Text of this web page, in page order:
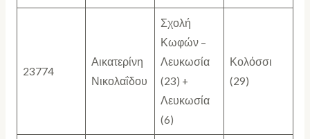
23774
Αικατερίνη
Νικολαΐδου
Σχολή
Κωφών –
Λευκωσία
(23) +
Λευκωσία
(6)
Κολόσσι
(29)